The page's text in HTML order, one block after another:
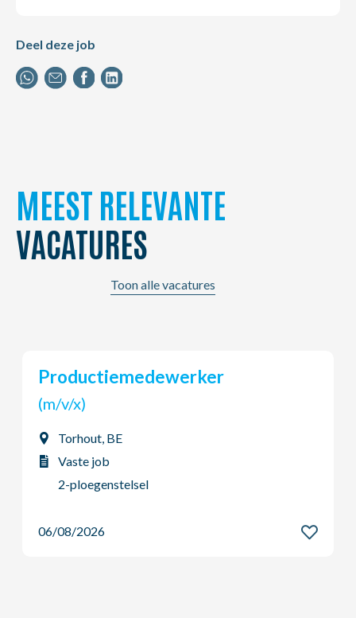
Deel deze job
MEEST RELEVANTE
VACATURES
Toon alle vacatures
Chauffeur B
Vilvoorde, BE
Dag - Voltijds
06/08/2026